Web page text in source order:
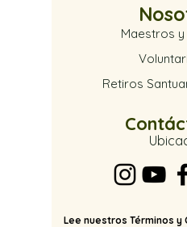
Maestros y
Retiros
Ubica
Lee nuestros Términos y